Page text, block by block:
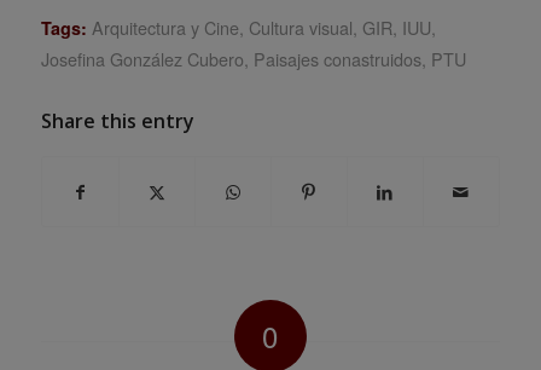
Tags: Arquitectura y Cine, Cultura visual, GIR, IUU,
Josefina González Cubero, Paisajes conastruidos, PTU
Share this entry
0